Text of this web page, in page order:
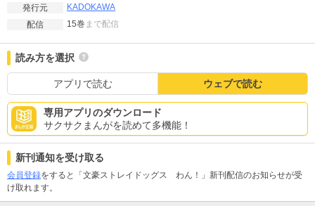
発行元
KADOKAWA
配信
15巻 まで配信
読み方を選択
アプリで読む ウェブで読む
専用アプリのダウンロード
サクサクまんがを読めて多機能！
新刊通知を受け取る
会員登録をすると「文豪ストレイドッグス わん！」新刊配信のお知らせが受
け取れます。